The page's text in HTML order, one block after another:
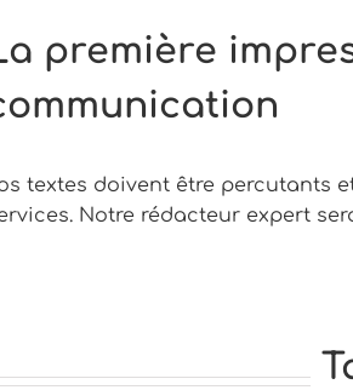
première
textes doivent être percutants
Notre rédacteur expert